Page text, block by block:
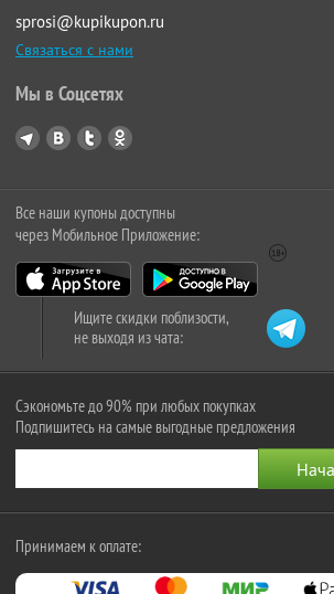
sprosi@kupikupon.ru
Связаться с нами
Мы в Соцсетях
Все наши купоны доступны
через Мобильное Приложение:
Ищите скидки поблизости,
не выходя из чата:
Сэкономьте до 90% при любых покупках
Подпишитесь на самые выгодные предложения
Принимаем к оплате: